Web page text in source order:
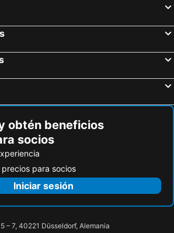
obtén beneficios
socios
para socios
Iniciar sesión
– 7, 40221 Düsseldorf, Alemania